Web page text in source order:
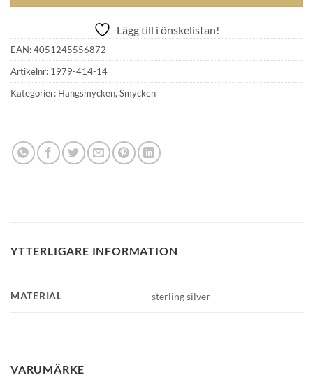
Lägg till i önskelistan!
EAN:4051245556872
Artikelnr: 1979-414-14
Kategorier: Hängsmycken,Smycken
YTTERLIGARE INFORMATION
MATERIAL sterling silver
VARUMÄRKE